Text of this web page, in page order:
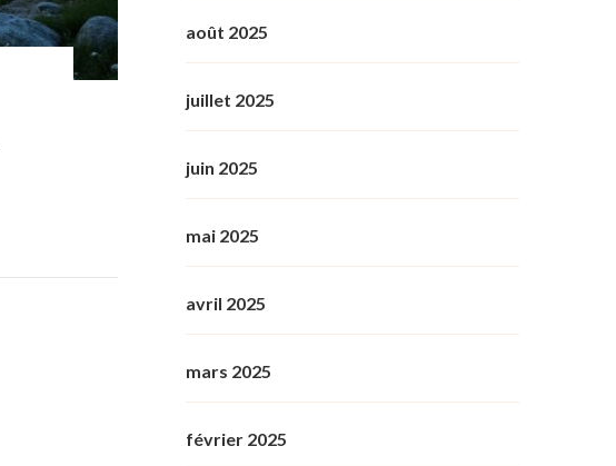
août 2025
juillet 2025
juin 2025
mai 2025
avril 2025
mars 2025
février 2025